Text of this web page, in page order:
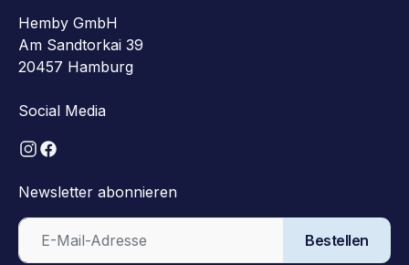
Hemby GmbH
Am Sandtorkai 39
20457 Hamburg
Social Media
Newsletter abonnieren
Bestellen